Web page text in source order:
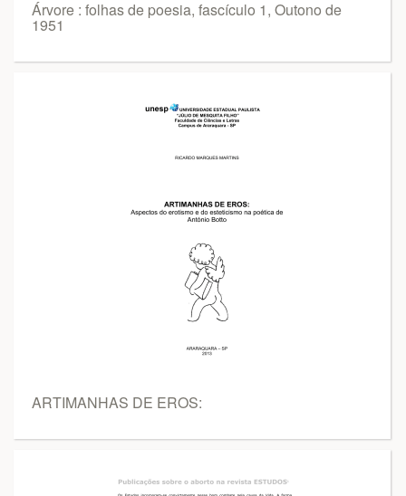
Árvore : folhas de poesia, fascículo 1, Outono de
1951
ARTIMANHAS DE EROS: